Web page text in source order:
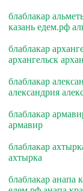
блаблакар
казань едем.рф
блаблакар
архангельск
блаблакар
александрия
блаблакар
армавир
блаблакар
ахтырка
блаблакар анапа